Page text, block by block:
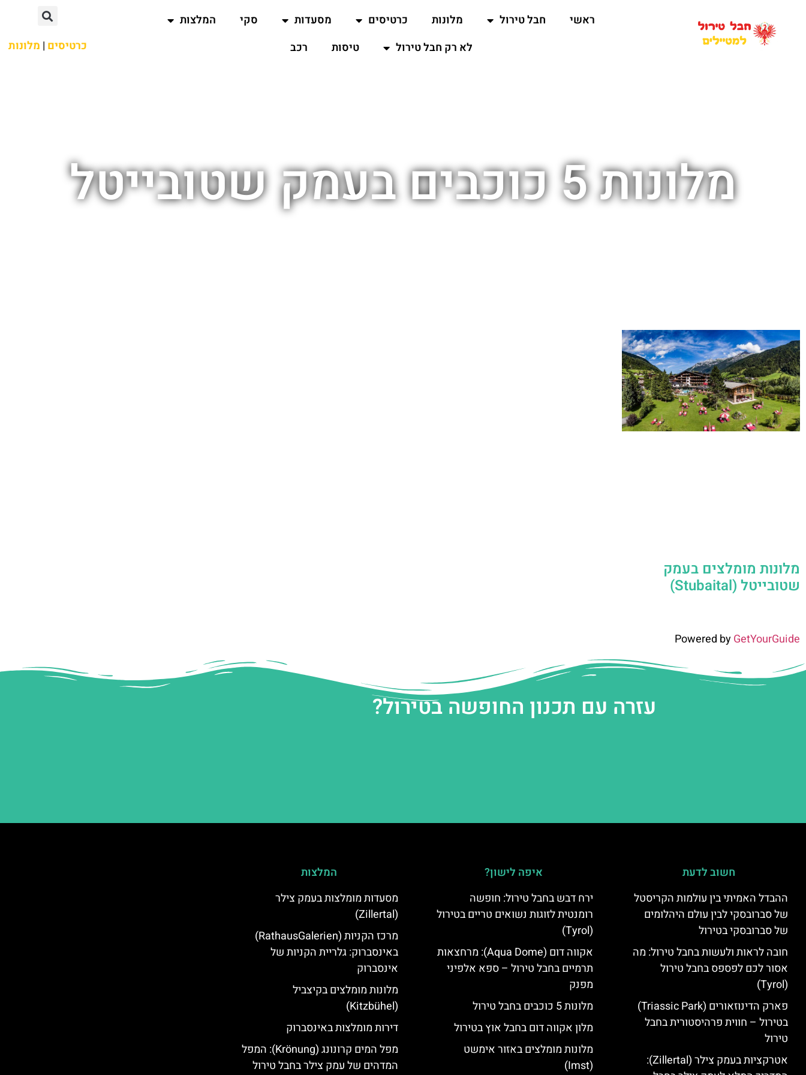
ראשי חבל טירול מלונות כרטיסים מסעדות סקי
המלצות
לא רק חבל טירול
טיסות רכב כרטיסים | מלונות
מלונות 5 כוכבים בעמק שטובייטל
מלונות מומלצים בעמק
שטובייטל (Stubaital)
Powered byGetYourGuide
עזרה עם תכנון החופשה בטירול?
חשוב לדעת
ההבדל האמיתי בין עולמות הקריסטל
של סברובסקי לבין עולם היהלומים
של סברובסקי בטירול
חובה לראות ולעשות בחבל טירול: מה
אסור לכם לפספס בחבל טירול
(Tyrol)
פארק הדינוזאורים (Triassic Park)
בטירול – חווית פרהיסטורית בחבל
טירול
אטרקציות בעמק צילר (Zillertal):
איפה לישון?
ירח דבש בחבל טירול: חופשה
רומנטית לזוגות נשואים טריים בטירול
(Tyrol)
אקווה דום (Aqua Dome): מרחצאות
תרמיים בחבל טירול – ספא אלפיני
מפנק
מלונות 5 כוכבים בחבל טירול
מלון אקווה דום בחבל אוץ בטירול
מלונות מומלצים באזור אימשט
(Imst)
המלצות
מסעדות מומלצות בעמק צילר
(Zillertal)
מרכז הקניות (RathausGalerien)
באינסברוק: גלריית הקניות של
אינסברוק
מלונות מומלצים בקיצביל
(Kitzbühel)
דירות מומלצות באינסברוק
מפל המים קרונונג (Krönung): המפל
המדהים של עמק צילר בחבל טירול